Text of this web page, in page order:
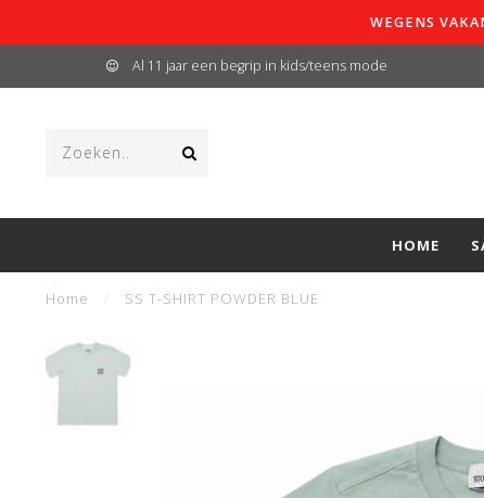
WEGENS
Al 11 jaar een begrip in kids/teens mode
HOME
Home SS T-SHIRT POWDER BLUE